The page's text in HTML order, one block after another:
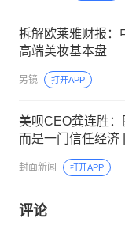
拆解欧莱雅财报：
高端美妆基本盘
另镜 打开APP
美呗CEO龚连胜
而是一门信任经济
封面新闻 打开APP
评论